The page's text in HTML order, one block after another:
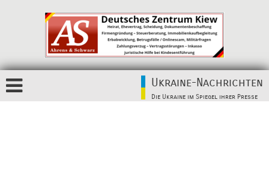
Ukraine-Nachrichten
Die Ukraine im Spiegel ihrer Presse